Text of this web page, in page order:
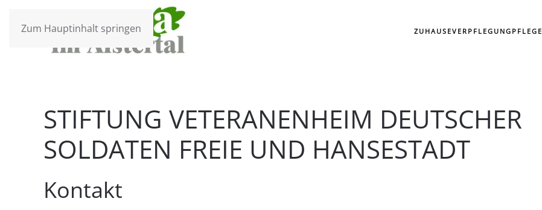
Zum Hauptinhalt springen ZUHAUSEVERPFLEGUNG PFLEGE
STIFTUNG VETERANENHEIM DEUTSCHER
SOLDATEN FREIE UND HANSESTADT
Kontakt